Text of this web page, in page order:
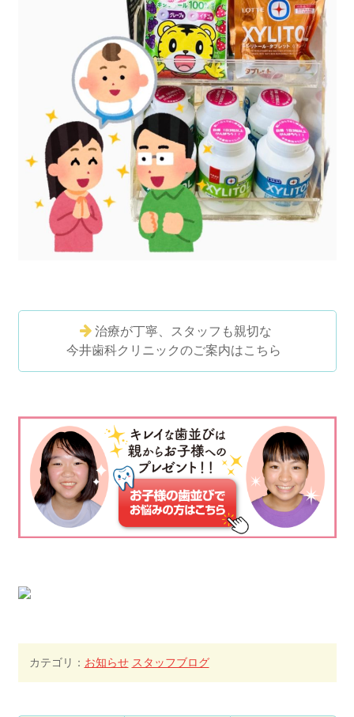
治療が丁寧、スタッフも親切な
今井歯科クリニックのご案内はこちら
カテゴリ： お知らせ スタッフブログ